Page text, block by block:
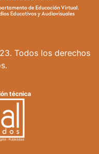
Todos los derechos
técnica